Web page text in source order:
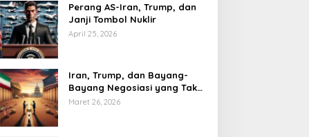
Perang AS-Iran, Trump, dan
Janji Tombol Nuklir
April 25, 2026
Iran, Trump, dan Bayang-
Bayang Negosiasi yang Tak
Pernah Usai
Maret 26, 2026